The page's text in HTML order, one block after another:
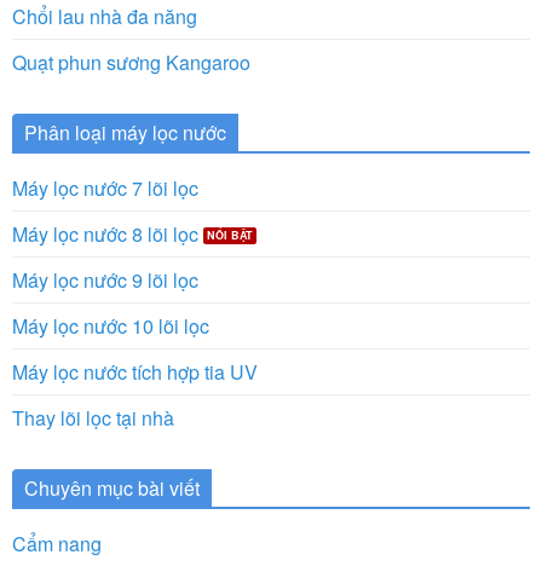
Chổi lau nhà đa năng
Quạt phun sương Kangaroo
Phân loại máy lọc nước
Máy lọc nước 7 lõi lọc
Máy lọc nước 8 lõi lọc
Máy lọc nước 9 lõi lọc
Máy lọc nước 10 lõi lọc
Máy lọc nước tích hợp tia UV
Thay lõi lọc tại nhà
Chuyên mục bài viết
Cẩm nang